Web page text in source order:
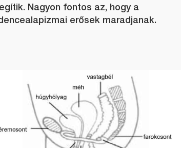
Nagyon fontos az, hogy a
erősek maradjanak.